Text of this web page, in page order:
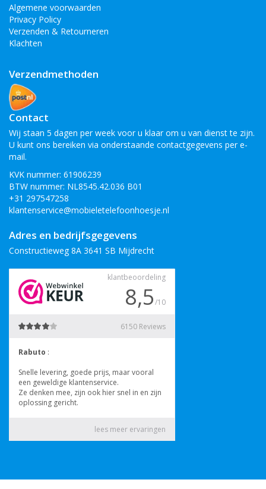
Algemene voorwaarden
Privacy Policy
Verzenden & Retourneren
Klachten
Verzendmethoden
Contact
Wij staan 5 dagen per week voor u klaar om u van dienst te zijn.
U kunt ons bereiken via onderstaande contactgegevens per e-
mail.
KVK nummer: 61906239
BTW nummer: NL8545.42.036 B01
+31 297547258
klantenservice@mobieletelefoonhoesje.nl
Adres en bedrijfsgegevens
Constructieweg 8A 3641 SB Mijdrecht